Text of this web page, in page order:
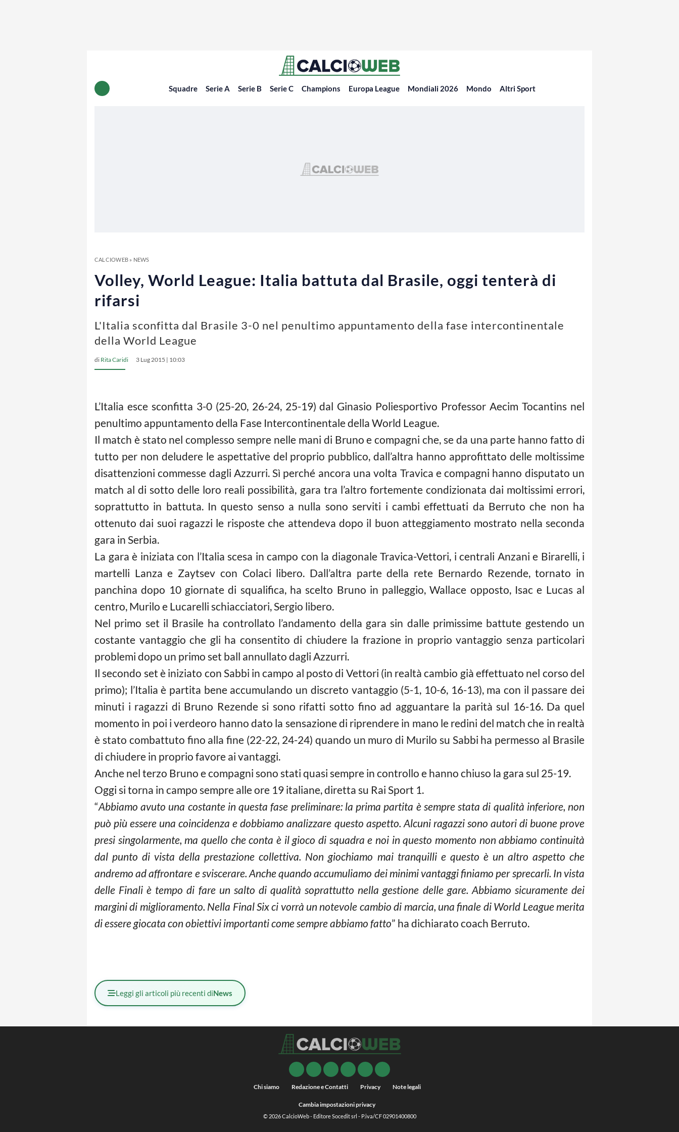
Squadre Serie A Serie B Serie C Champions Europa League Mondiali 2026 Mondo Altri Sport
CALCIOWEB» NEWS
Volley, World League: Italia battuta dal Brasile, oggi tenterà di
rifarsi
L'Italia sconfitta dal Brasile 3-0 nel penultimo appuntamento della fase intercontinentale
della World League
di Rita Caridi 3 Lug 2015 | 10:03
L’Italia esce sconfitta 3-0 (25-20, 26-24, 25-19) dal Ginasio Poliesportivo Professor Aecim Tocantins nel
penultimo appuntamento della Fase Intercontinentale della World League.
Il match è stato nel complesso sempre nelle mani di Bruno e compagni che, se da una parte hanno fatto di
tutto per non deludere le aspettative del proprio pubblico, dall’altra hanno approfittato delle moltissime
disattenzioni commesse dagli Azzurri. Sì perché ancora una volta Travica e compagni hanno disputato un
match al di sotto delle loro reali possibilità, gara tra l’altro fortemente condizionata dai moltissimi errori,
soprattutto in battuta. In questo senso a nulla sono serviti i cambi effettuati da Berruto che non ha
ottenuto dai suoi ragazzi le risposte che attendeva dopo il buon atteggiamento mostrato nella seconda
gara in Serbia.
La gara è iniziata con l’Italia scesa in campo con la diagonale Travica-Vettori, i centrali Anzani e Birarelli, i
martelli Lanza e Zaytsev con Colaci libero. Dall’altra parte della rete Bernardo Rezende, tornato in
panchina dopo 10 giornate di squalifica, ha scelto Bruno in palleggio, Wallace opposto, Isac e Lucas al
centro, Murilo e Lucarelli schiacciatori, Sergio libero.
Nel primo set il Brasile ha controllato l’andamento della gara sin dalle primissime battute gestendo un
costante vantaggio che gli ha consentito di chiudere la frazione in proprio vantaggio senza particolari
problemi dopo un primo set ball annullato dagli Azzurri.
Il secondo set è iniziato con Sabbi in campo al posto di Vettori (in realtà cambio già effettuato nel corso del
primo); l’Italia è partita bene accumulando un discreto vantaggio (5-1, 10-6, 16-13), ma con il passare dei
minuti i ragazzi di Bruno Rezende si sono rifatti sotto fino ad agguantare la parità sul 16-16. Da quel
momento in poi i verdeoro hanno dato la sensazione di riprendere in mano le redini del match che in realtà
è stato combattuto fino alla fine (22-22, 24-24) quando un muro di Murilo su Sabbi ha permesso al Brasile
di chiudere in proprio favore ai vantaggi.
Anche nel terzo Bruno e compagni sono stati quasi sempre in controllo e hanno chiuso la gara sul 25-19.
Oggi si torna in campo sempre alle ore 19 italiane, diretta su Rai Sport 1.
“Abbiamo avuto una costante in questa fase preliminare: la prima partita è sempre stata di qualità inferiore, non
può più essere una coincidenza e dobbiamo analizzare questo aspetto. Alcuni ragazzi sono autori di buone prove
presi singolarmente, ma quello che conta è il gioco di squadra e noi in questo momento non abbiamo continuità
dal punto di vista della prestazione collettiva. Non giochiamo mai tranquilli e questo è un altro aspetto che
andremo ad affrontare e sviscerare. Anche quando accumuliamo dei minimi vantaggi finiamo per sprecarli. In vista
delle Finali è tempo di fare un salto di qualità soprattutto nella gestione delle gare. Abbiamo sicuramente dei
margini di miglioramento. Nella Final Six ci vorrà un notevole cambio di marcia, una finale di World League merita
di essere giocata con obiettivi importanti come sempre abbiamo fatto” ha dichiarato coach Berruto.
Leggi gli articoli più recenti diNews
Chi siamo Redazione e Contatti Privacy Note legali
Cambia impostazioni privacy
© 2026CalcioWeb- Editore Socedit srl - P.iva/CF 02901400800